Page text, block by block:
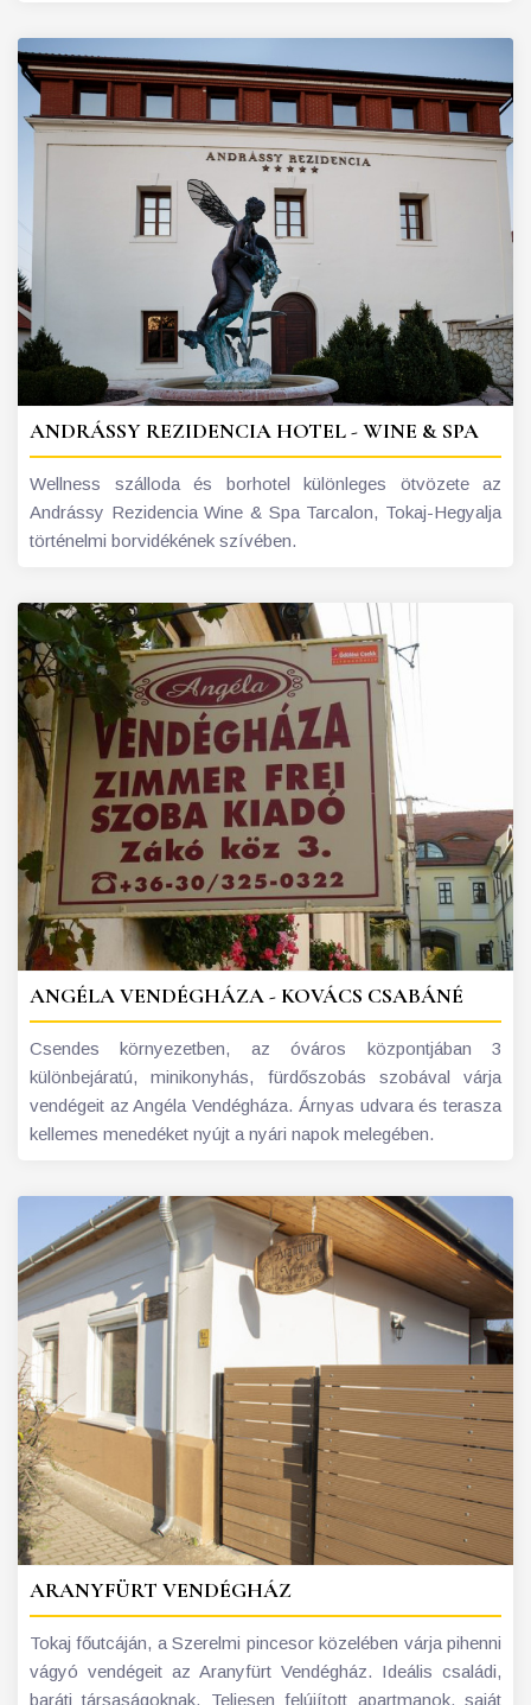
ANDRÁSSY REZIDENCIA HOTEL - WINE & SPA
Wellness szálloda és borhotel különleges ötvözete az
Andrássy Rezidencia Wine & Spa Tarcalon, Tokaj-Hegyalja
történelmi borvidékének szívében.
ANGÉLA VENDÉGHÁZA - KOVÁCS CSABÁNÉ
Csendes környezetben, az óváros központjában 3
különbejáratú, minikonyhás, fürdőszobás szobával várja
vendégeit az Angéla Vendégháza. Árnyas udvara és terasza
kellemes menedéket nyújt a nyári napok melegében.
ARANYFÜRT VENDÉGHÁZ
Tokaj főutcáján, a Szerelmi pincesor közelében várja pihenni
vágyó vendégeit az Aranyfürt Vendégház. Ideális családi,
baráti társaságoknak. Teljesen felújított apartmanok, saját